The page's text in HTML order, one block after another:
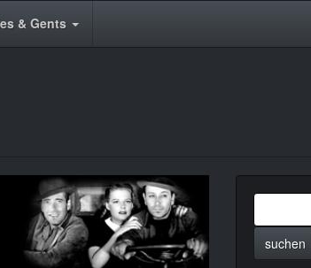
& Gents
suchen